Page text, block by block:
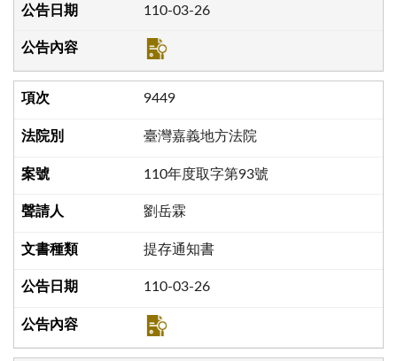
110-03-26
9449
臺灣嘉義地方法院
110年度取字第93號
劉岳霖
提存通知書
110-03-26